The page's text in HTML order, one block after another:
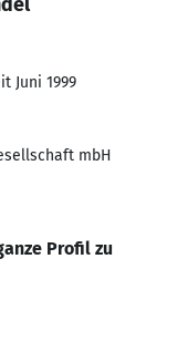
Juni 1999
mbH
Profil zu